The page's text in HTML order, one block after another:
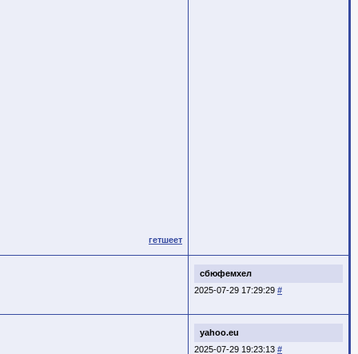
гетшеет
сбюфемхел
2025-07-29 17:29:29 #
yahoo.eu
2025-07-29 19:23:13 #